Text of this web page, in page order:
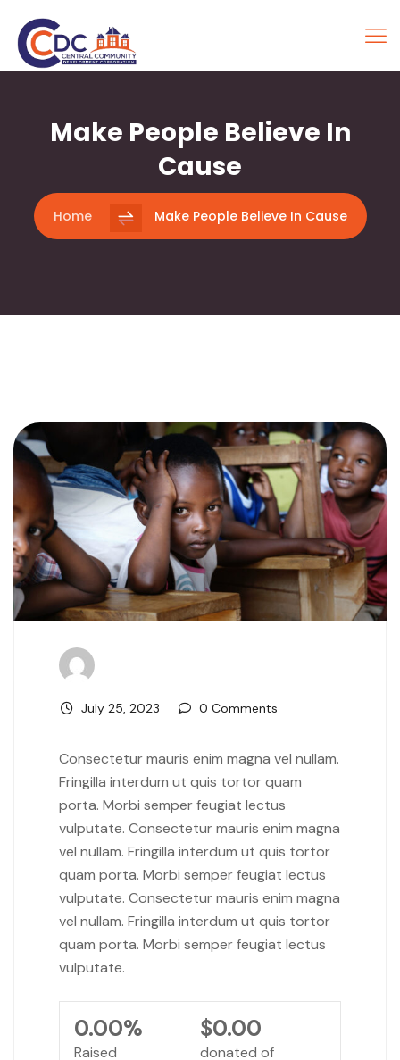
Make People Believe In
Cause
Home Make People Believe In Cause
July 25, 2023 0 Comments
Consectetur mauris enim magna vel nullam.
Fringilla interdum ut quis tortor quam
porta. Morbi semper feugiat lectus
vulputate. Consectetur mauris enim magna
vel nullam. Fringilla interdum ut quis tortor
quam porta. Morbi semper feugiat lectus
vulputate. Consectetur mauris enim magna
vel nullam. Fringilla interdum ut quis tortor
quam porta. Morbi semper feugiat lectus
vulputate.
0.00%
Raised
$0.00
donated of